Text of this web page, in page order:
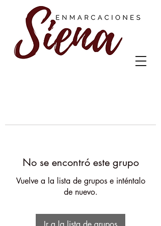
No se encontró este grupo
Vuelve a la lista de grupos e inténtalo
de nuevo.